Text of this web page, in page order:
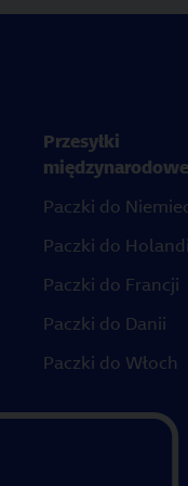
Przesyłki
międzynarodowe
Paczki do
Paczki do
Paczki do Francji
Paczki do Danii
Paczki do Włoch